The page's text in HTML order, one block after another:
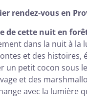
rendez-vous en
de cette nuit en
dans la nuit à la
et des
un petit cocon sous
et des
avec la lumière